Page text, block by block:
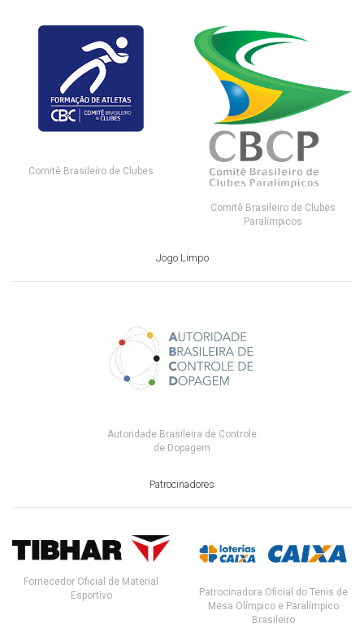
Comitê Brasileiro de Clubes
Comitê Brasileiro de Clubes
Paralímpicos
Jogo Limpo
Autoridade Brasileira de Controle
de Dopagem
Patrocinadores
Fornecedor Oficial de Material
Esportivo
Patrocinadora Oficial do Tenis de
Mesa Olímpico e Paralímpico
Brasileiro